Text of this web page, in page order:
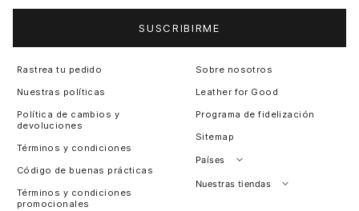
SUSCRIBIRME
Rastrea tu pedido
Nuestras políticas
Política de cambios y
devoluciones
Términos y condiciones
Código de buenas prácticas
Términos y condiciones
promocionales
Sobre nosotros
Leather for Good
Programa de fidelización
Sitemap
Países
Perú
Nuestras tiendas